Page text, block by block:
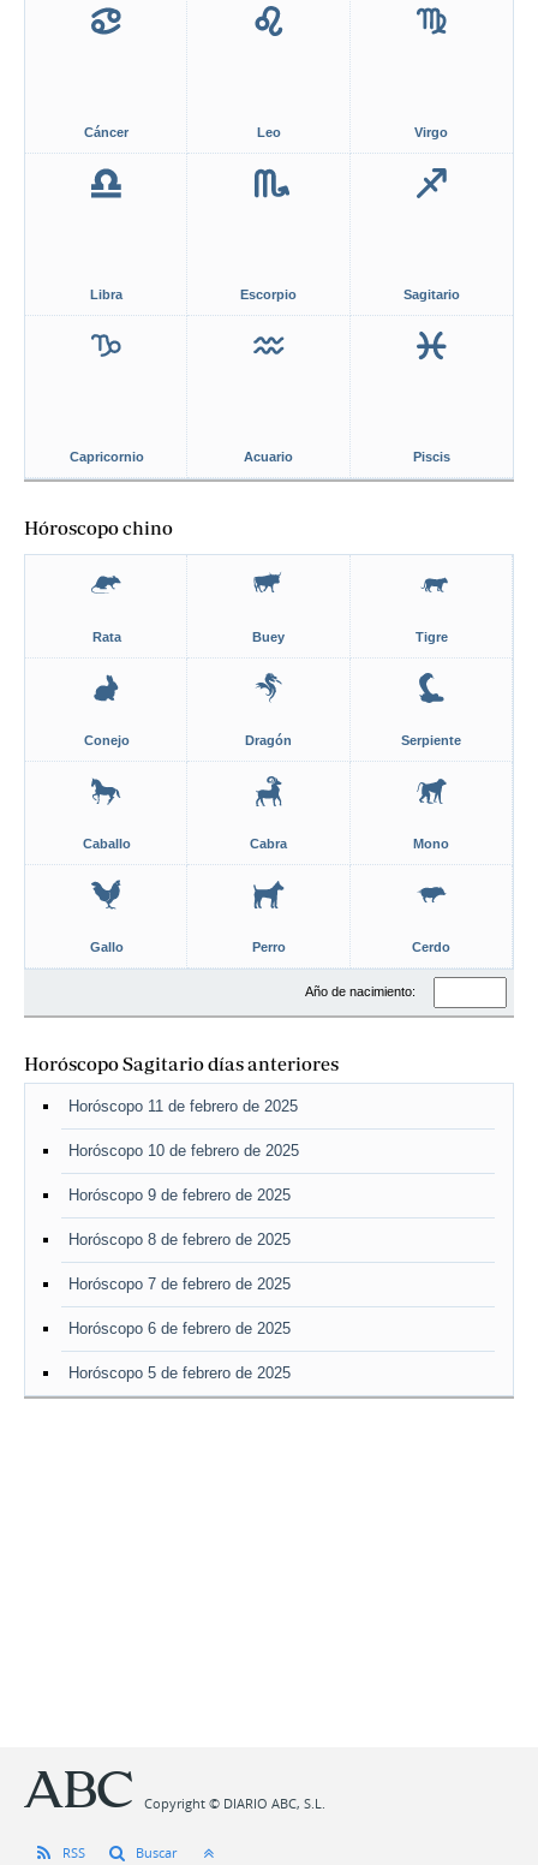
Cáncer Leo Virgo
Libra Escorpio Sagitario
Capricornio Acuario Piscis
Hóroscopo chino
Rata Buey Tigre
Conejo Dragón Serpiente
Caballo Cabra Mono
Gallo Perro Cerdo
Año de nacimiento:
Horóscopo Sagitario días anteriores
Horóscopo 11 de febrero de 2025
Horóscopo 10 de febrero de 2025
Horóscopo 9 de febrero de 2025
Horóscopo 8 de febrero de 2025
Horóscopo 7 de febrero de 2025
Horóscopo 6 de febrero de 2025
Horóscopo 5 de febrero de 2025
Copyright © DIARIO ABC, S.L.
RSS Buscar